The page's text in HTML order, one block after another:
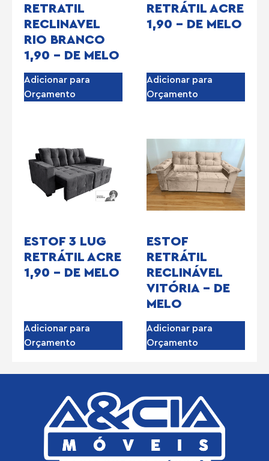
RETRATIL
RECLINAVEL
RIO BRANCO
1,90 – DE MELO
Adicionar para
Orçamento
RETRÁTIL ACRE
1,90 – DE MELO
Adicionar para
Orçamento
ESTOF 3 LUG
RETRÁTIL ACRE
1,90 – DE MELO
Adicionar para
Orçamento
ESTOF
RETRÁTIL
RECLINÁVEL
VITÓRIA – DE
MELO
Adicionar para
Orçamento